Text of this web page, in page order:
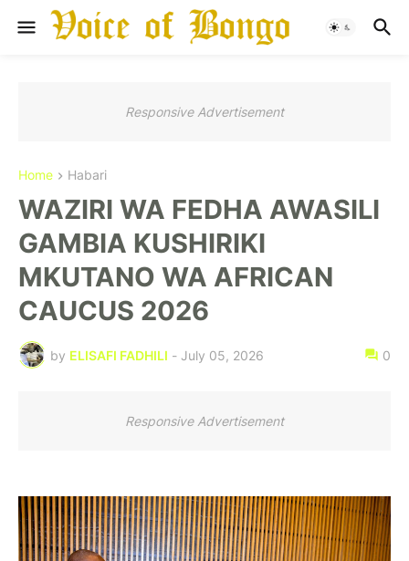
Responsive Advertisement
Home Habari
WAZIRI WA FEDHA AWASILI
GAMBIA KUSHIRIKI
MKUTANO WA AFRICAN
CAUCUS 2026
by ELISAFI FADHILI - July 05, 2026 0
Responsive Advertisement